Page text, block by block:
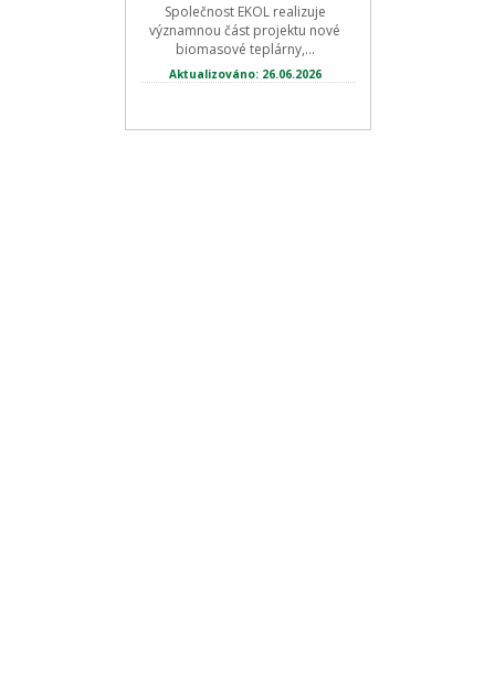
Společnost EKOL realizuje
významnou část projektu nové
biomasové teplárny,...
Aktualizováno: 26.06.2026